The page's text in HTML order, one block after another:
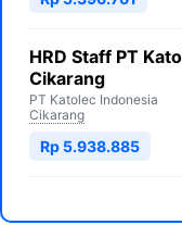
HRD Staff PT
Cikarang
PT Katolec Indonesia
Cikarang
Rp 5.938.885